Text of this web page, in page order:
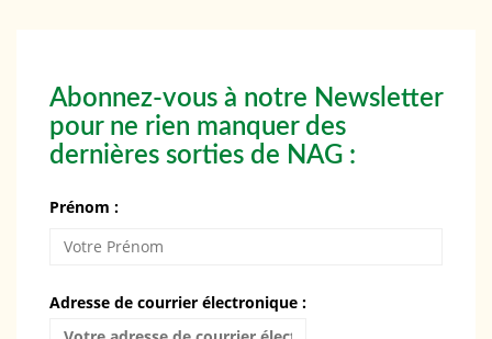
Abonnez-vous à notre Newsletter
pour ne rien manquer des
dernières sorties de NAG :
Prénom :
Adresse de courrier électronique :